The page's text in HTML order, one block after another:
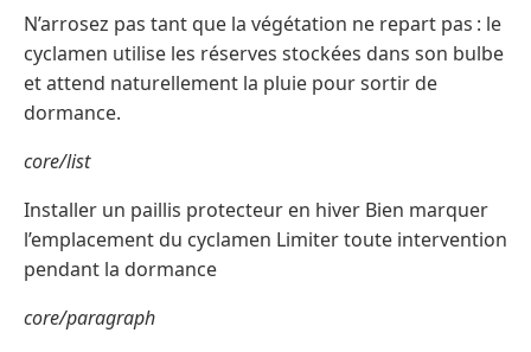
N’arrosez pas tant que la végétation ne repart pas : le
cyclamen utilise les réserves stockées dans son bulbe
et attend naturellement la pluie pour sortir de
dormance.
core/list
Installer un paillis protecteur en hiver Bien marquer
l’emplacement du cyclamen Limiter toute intervention
pendant la dormance
core/paragraph